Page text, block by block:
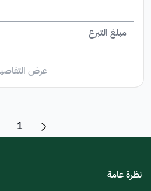
عرض التفاصيل
نظرة عامة